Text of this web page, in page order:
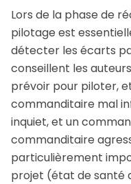
Lors de la phase de
pilotage est
détecter les écarts
conseillent les
prévoir pour piloter,
commanditaire mal
inquiet, et un
commanditaire
particulièrement
projet (état de santé